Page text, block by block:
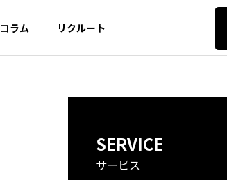
コラム リクルート
クリエイティブ・SERVICE
サービス